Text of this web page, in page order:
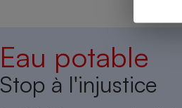
Eau potable
Stop à l'injustice
Cafetière à expressos